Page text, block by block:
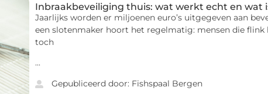
Inbraakbeveiliging thuis: wat werkt echt en wat
Jaarlijks worden er miljoenen euro’s uitgegeven aan
een slotenmaker hoort het regelmatig: mensen die
toch
...
Gepubliceerd door: Fishspaal Bergen